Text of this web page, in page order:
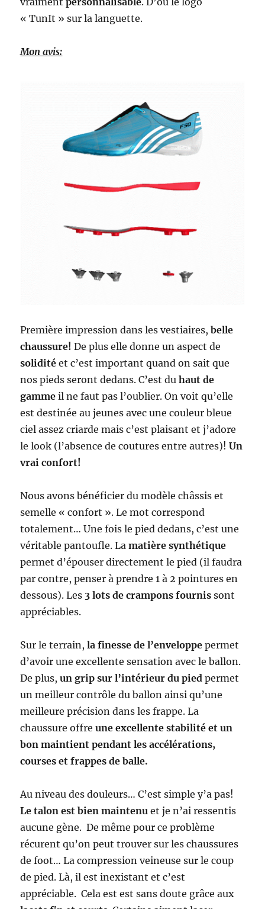
« TunIt » sur la languette.
Mon avis:
Première impression dans les vestiaires,belle
chaussure! De plus elle donne un aspect de
solidité et c’est important quand on sait que
nos pieds seront dedans. C’est du haut de
gamme il ne faut pas l’oublier. On voit qu’elle
est destinée au jeunes avec une couleur bleue
ciel assez criarde mais c’est plaisant et j’adore
le look (l’absence de coutures entre autres)!Un
vrai confort!
Nous avons bénéficier du modèle châssis et
semelle « confort ». Le mot correspond
totalement… Une fois le pied dedans, c’est une
véritable pantoufle. Lamatière synthétique
permet d’épouser directement le pied (il faudra
par contre, penser à prendre 1 à 2 pointures en
dessous). Les 3 lots de crampons fournis sont
appréciables.
Sur le terrain,la finesse de l’enveloppe permet
d’avoir une excellente sensation avec le ballon.
De plus,un grip sur l’intérieur du pied permet
un meilleur contrôle du ballon ainsi qu’une
meilleure précision dans les frappe. La
chaussure offreune excellente stabilité et un
bon maintient pendant les accélérations,
courses et frappes de balle.
Au niveau des douleurs… C’est simple y’a pas!
Le talon est bien maintenu et je n’ai ressentis
aucune gène. De même pour ce problème
récurent qu’on peut trouver sur les chaussures
de foot… La compression veineuse sur le coup
de pied. Là, il est inexistant et c’est
appréciable. Cela est est sans doute grâce aux